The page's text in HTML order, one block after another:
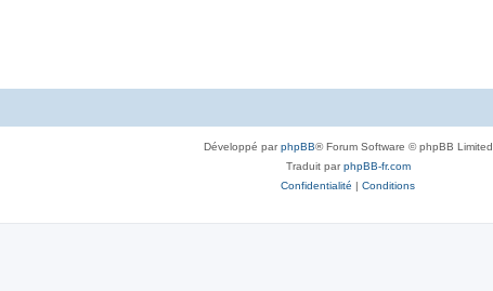
Développé parphpBB® Forum Software © phpBB Limited
Traduit parphpBB-fr.com
Confidentialité | Conditions